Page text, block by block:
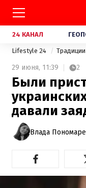
24 КАНАЛ
Lifestyle 24 Традиции
29 июня, 11:39 2
Были
давали
Влада